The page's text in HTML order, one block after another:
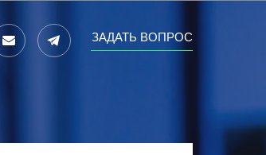
ЗАДАТЬ ВОПРОС